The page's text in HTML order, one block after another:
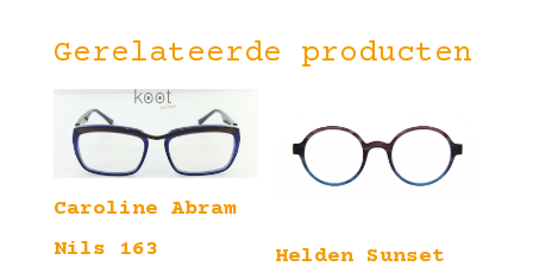
Gerelateerde producten
Caroline Abram
Nils 163
Helden Sunset